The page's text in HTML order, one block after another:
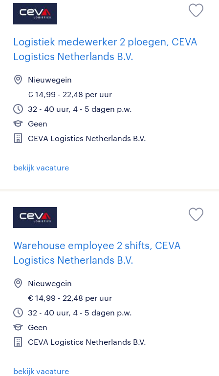
Logistiek medewerker 2 ploegen, CEVA
Logistics Netherlands B.V.
Nieuwegein
€ 14,99 - 22,48 per uur
32 - 40 uur, 4 - 5 dagen p.w.
Geen
CEVA Logistics Netherlands B.V.
bekijk vacature
Warehouse employee 2 shifts, CEVA
Logistics Netherlands B.V.
Nieuwegein
€ 14,99 - 22,48 per uur
32 - 40 uur, 4 - 5 dagen p.w.
Geen
CEVA Logistics Netherlands B.V.
bekijk vacature